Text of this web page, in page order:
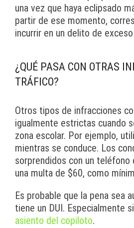
una vez que haya eclipsado
partir de ese momento,
incurrir en un delito de
¿QUÉ PASA CON OTRAS
TRÁFICO?
Otros tipos de infracciones
igualmente estrictas cuando
zona escolar. Por ejemplo,
mientras se conduce. Los
sorprendidos con un teléfono
una multa de $60, como
Es probable que la pena sea
tiene un DUI. Especialmente
asiento del copiloto.